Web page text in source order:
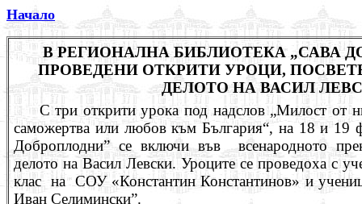
Начало
В РЕГИОНАЛНА БИБЛИОТЕКА „САВА
ПРОВЕДЕНИ ОТКРИТИ УРОЦИ,
ДЕЛОТО НА ВАСИЛ
С три открити урока под надслов „Милост от
саможертва или любов към България“, на 18 и 19
Доброплодни” се включи във всенародното
делото на Васил Левски. Уроците се проведоха с
клас на СОУ «Константин Константинов» и
Иван Селимински”.